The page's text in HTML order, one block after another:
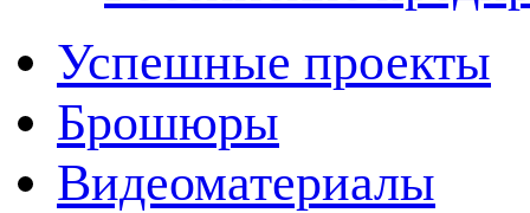
Успешные проекты
Брошюры
Видеоматериалы